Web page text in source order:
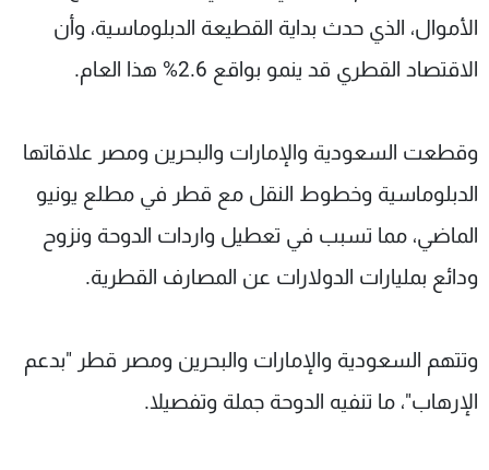
الأموال، الذي حدث بداية القطيعة الدبلوماسية، وأن
الاقتصاد القطري قد ينمو بواقع 2.6% هذا العام.
وقطعت السعودية والإمارات والبحرين ومصر علاقاتها
الدبلوماسية وخطوط النقل مع قطر في مطلع يونيو
الماضي، مما تسبب في تعطيل واردات الدوحة ونزوح
ودائع بمليارات الدولارات عن المصارف القطرية.
وتتهم السعودية والإمارات والبحرين ومصر قطر "بدعم
الإرهاب"، ما تنفيه الدوحة جملة وتفصيلا.